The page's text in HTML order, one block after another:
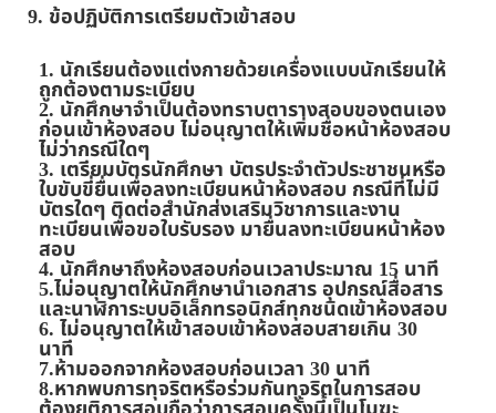
9. ข้อปฏิบัติการเตรียมตัวเข้าสอบ
1. นักเรียนต้องแต่งกายด้วยเครื่องแบบนักเรียนให้
ถูกต้องตามระเบียบ
2. นักศึกษาจำเป็นต้องทราบตารางสอบของตนเอง
ก่อนเข้าห้องสอบ ไม่อนุญาตให้เพิ่มชื่อหน้าห้องสอบ
ไม่ว่ากรณีใดๆ
3. เตรียมบัตรนักศึกษา บัตรประจำตัวประชาชนหรือ
ใบขับขี่ยื่นเพื่อลงทะเบียนหน้าห้องสอบ กรณีที่ไม่มี
บัตรใดๆ ติดต่อสำนักส่งเสริมวิชาการและงาน
ทะเบียนเพื่อขอใบรับรอง มายื่นลงทะเบียนหน้าห้อง
สอบ
4. นักศึกษาถึงห้องสอบก่อนเวลาประมาณ 15 นาที
5.ไม่อนุญาตให้นักศึกษานำเอกสาร อุปกรณ์สื่อสาร
และนาฬิการะบบอิเล็กทรอนิกส์ทุกชนิดเข้าห้องสอบ
6. ไม่อนุญาตให้เข้าสอบเข้าห้องสอบสายเกิน 30
นาที
7.ห้ามออกจากห้องสอบก่อนเวลา 30 นาที
8.หากพบการทุจริตหรือร่วมกันทุจริตในการสอบ